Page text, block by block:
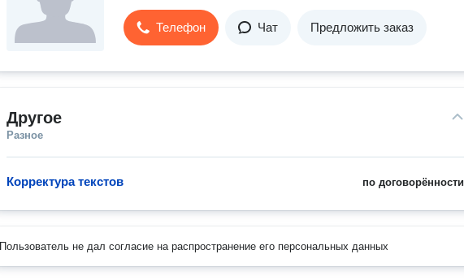
Телефон Чат Предложить заказ
Другое
Разное
по договорённости
Корректура текстов
Пользователь не дал согласие на распространение его персональных данных